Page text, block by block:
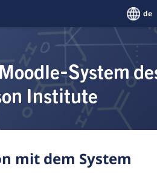
de
System
Institute
mit dem System